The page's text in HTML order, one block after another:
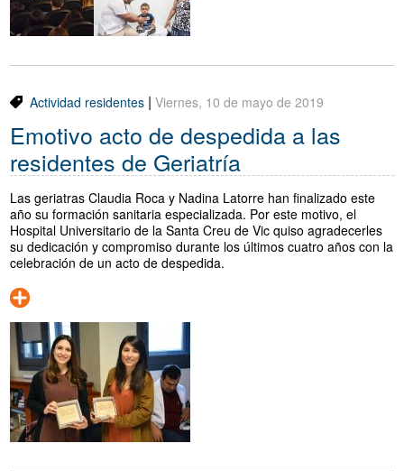
Actividad residentes| Viernes, 10 de mayo de 2019
Emotivo acto de despedida a las
residentes de Geriatría
Las geriatras Claudia Roca y Nadina Latorre han finalizado este
año su formación sanitaria especializada. Por este motivo, el
Hospital Universitario de la Santa Creu de Vic quiso agradecerles
su dedicación y compromiso durante los últimos cuatro años con la
celebración de un acto de despedida.